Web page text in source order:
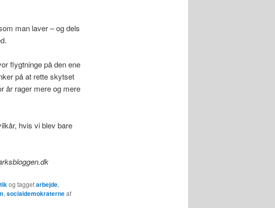
man laver – og dels
flygtninge på den ene
på at rette skytset
år rager mere og mere
hvis vi blev bare
og taggetarbejde,
,socialdemokraterneaf